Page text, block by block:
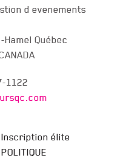
d evenements
Québec
1122
Inscription élite
POLITIQUE